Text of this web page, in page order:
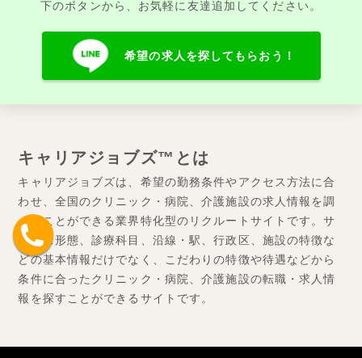
下のボタンから、お気軽に友達追加してください。
希望の求人を探してもらおう！
キャリアジョブズ™とは
キャリアジョブズは、希望の勤務条件やアクセス方法に合
わせ、全国のクリニック・病院、介護施設の求人情報を調
べることができる業界特化型のリクルートサイトです。サ
ービス形態、診療科目、沿線・駅、行政区、施設の特徴な
どの基本情報だけでなく、こだわりの特徴や待遇などから
条件に合ったクリニック・病院、介護施設の転職・求人情
報を探すことができるサイトです。